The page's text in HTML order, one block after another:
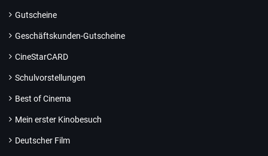
Gutscheine
Geschäftskunden-Gutscheine
CineStarCARD
Schulvorstellungen
Best of Cinema
Mein erster Kinobesuch
Deutscher Film